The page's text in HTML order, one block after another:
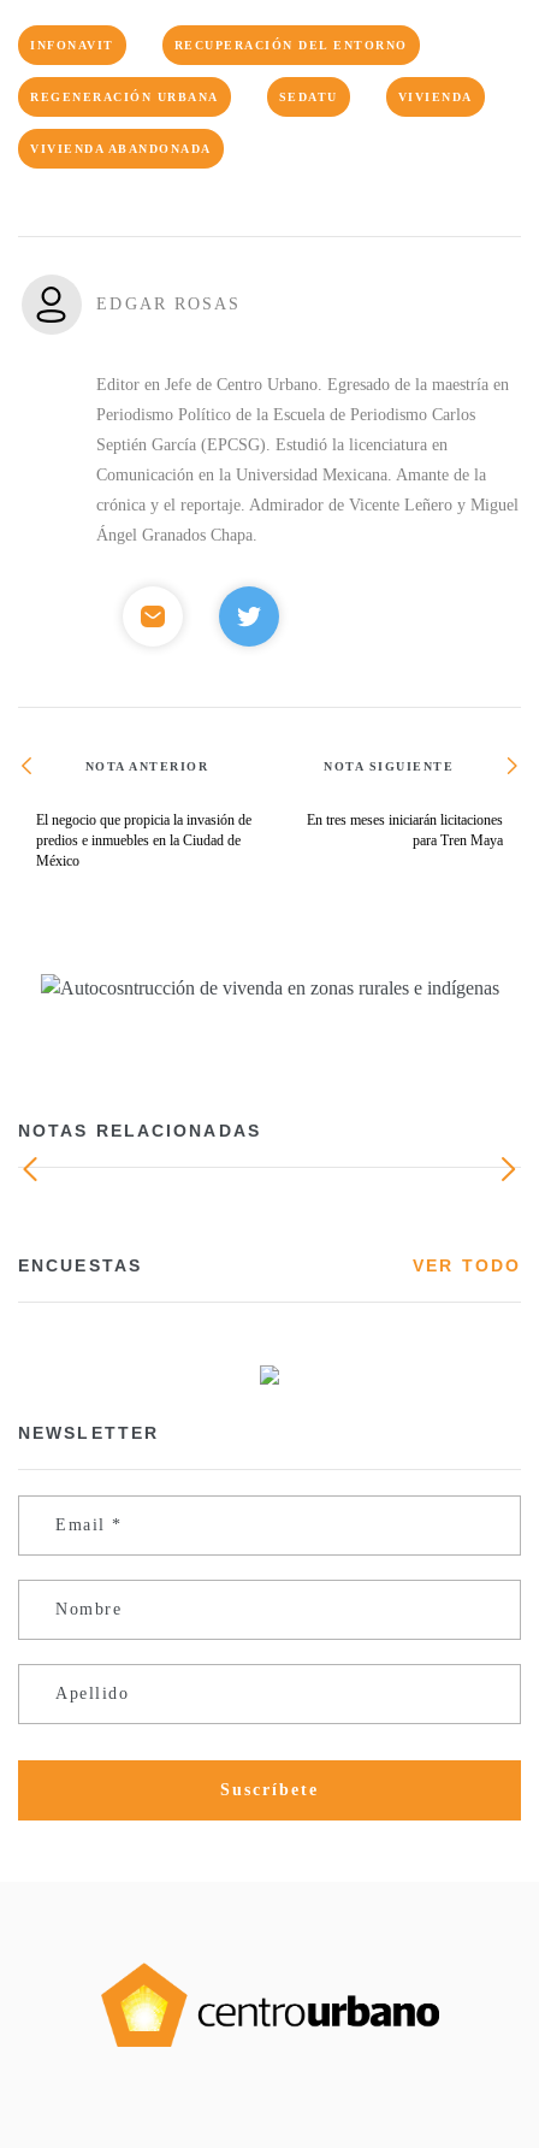
INFONAVIT RECUPERACIÓN DEL ENTORNO
REGENERACIÓN URBANA SEDATU VIVIENDA
VIVIENDA ABANDONADA
EDGAR ROSAS
Editor en Jefe de Centro Urbano. Egresado de la maestría en
Periodismo Político de la Escuela de Periodismo Carlos
Septién García (EPCSG). Estudió la licenciatura en
Comunicación en la Universidad Mexicana. Amante de la
crónica y el reportaje. Admirador de Vicente Leñero y Miguel
Ángel Granados Chapa.
NOTA ANTERIOR
El negocio que propicia la invasión de
predios e inmuebles en la Ciudad de
México
NOTA SIGUIENTE
En tres meses iniciarán licitaciones
para Tren Maya
NOTAS RELACIONADAS
ENCUESTAS VER TODO
NEWSLETTER
Email *
Nombre
Apellido